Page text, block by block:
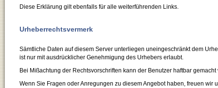
Diese Erklärung gilt ebenfalls für alle weiterführenden Links.
Urheberrechtsvermerk
Sämtliche Daten auf diesem Server unterliegen uneingeschränkt dem
ist nur mit ausdrücklicher Genehmigung des Urhebers erlaubt.
Bei Mißachtung der Rechtsvorschriften kann der Benutzer haftbar gemacht
Wenn Sie Fragen oder Anregungen zu diesem Angebot haben, freuen wir